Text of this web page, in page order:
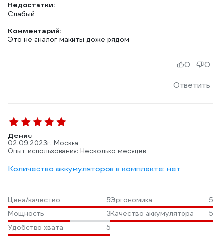
Недостатки:
Слабый
Комментарий:
Это не аналог макиты доже рядом
Ответить
0 0
Денис
02.09.2023г. Москва
Опыт использования: Несколько месяцев
Количество аккумуляторов в комплекте: нет
Цена/качество 5Эргономика
5
Мощность
3Качество аккумулятора
5
Удобство хвата
5